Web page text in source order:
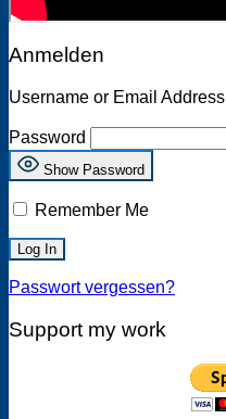
Anmelden
Username or Email Address
Password
Show Password
Remember Me
Passwort vergessen?
Support my work